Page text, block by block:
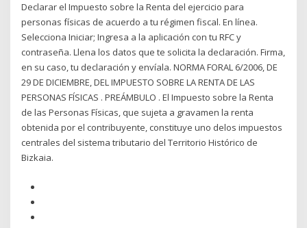
Declarar el Impuesto sobre la Renta del ejercicio para
personas físicas de acuerdo a tu régimen fiscal. En línea.
Selecciona Iniciar; Ingresa a la aplicación con tu RFC y
contraseña. Llena los datos que te solicita la declaración. Firma,
en su caso, tu declaración y envíala. NORMA FORAL 6/2006, DE
29 DE DICIEMBRE, DEL IMPUESTO SOBRE LA RENTA DE LAS
PERSONAS FÍSICAS . PREÁMBULO . El Impuesto sobre la Renta
de las Personas Físicas, que sujeta a gravamen la renta
obtenida por el contribuyente, constituye uno delos impuestos
centrales del sistema tributario del Territorio Histórico de
Bizkaia.